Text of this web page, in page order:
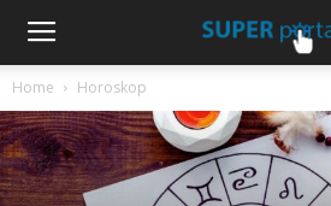
Home Horoskop